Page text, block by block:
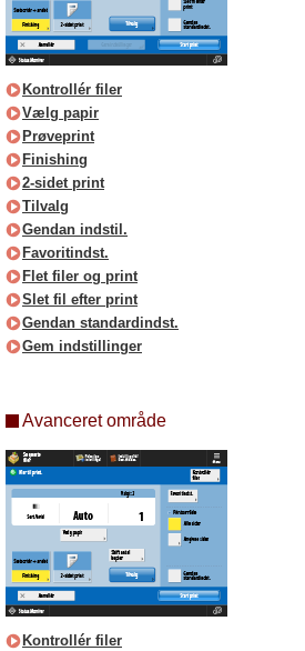
Kontrollér filer
Vælg papir
Prøveprint
Finishing
2-sidet print
Tilvalg
Gendan indstil.
Favoritindst.
Flet filer og print
Slet fil efter print
Gendan standardindst.
Gem indstillinger
Avanceret område
Kontrollér filer